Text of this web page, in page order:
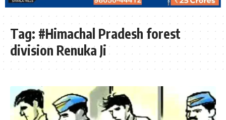
Tag: #Himachal Pradesh forest
division Renuka Ji